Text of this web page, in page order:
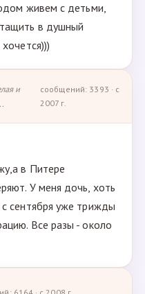
живем с детьми,
в душный
и
сообщений: 3393 · с
2007 г.
в Питере
У меня дочь, хоть
сентября уже трижды
Все разы - около